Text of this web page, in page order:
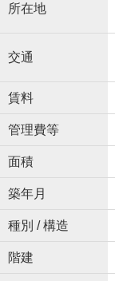
所在地
交通
賃料
管理費等
面積
築年月
種別 / 構造
階建